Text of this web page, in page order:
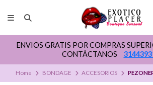
ENVIOS GRATIS POR COMPRAS
CONTÁCTANOS
Home BONDAGE ACCESORIOS